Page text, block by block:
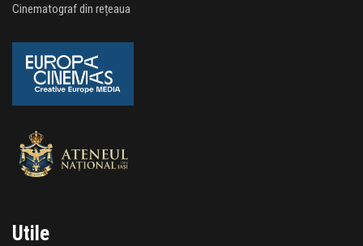
Cinematograf din rețeaua
Utile